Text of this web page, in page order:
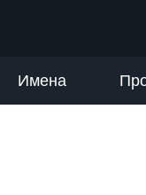
Имена